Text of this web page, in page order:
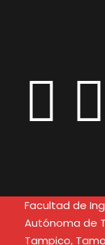
Facultad de
Autónoma de
Tampico,